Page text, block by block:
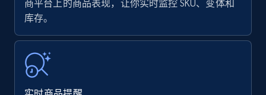
Amazon Reviews
URL, Product name, Product rating, Product
rating object, Product rating max, Rating,
Author name, Asin, and more.
商平台上的商品表现，让你实时监控 SKU、变体和
库存。